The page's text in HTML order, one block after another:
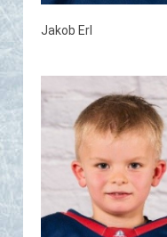
Jakob Erl